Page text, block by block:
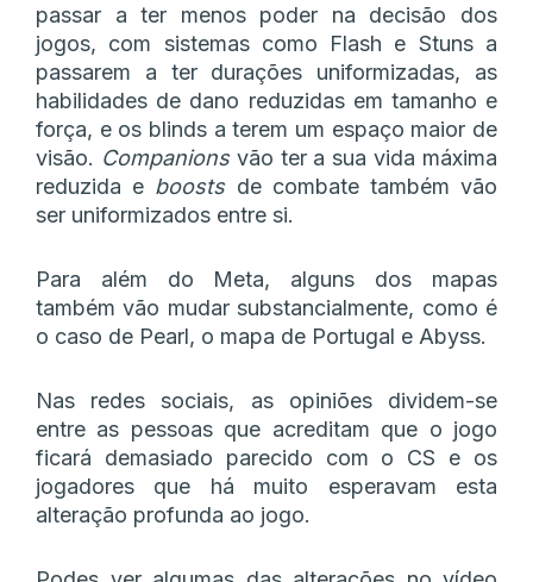
passar a ter menos poder na decisão dos
jogos, com sistemas como Flash e Stuns a
passarem a ter durações uniformizadas, as
habilidades de dano reduzidas em tamanho e
força, e os blinds a terem um espaço maior de
visão. Companionsvão ter a sua vida máxima
reduzida e boostsde combate também vão
ser uniformizados entre si.
Para além do Meta, alguns dos mapas
também vão mudar substancialmente, como é
o caso de Pearl, o mapa de Portugal e Abyss.
Nas redes sociais, as opiniões dividem-se
entre as pessoas que acreditam que o jogo
ficará demasiado parecido com o CS e os
jogadores que há muito esperavam esta
alteração profunda ao jogo.